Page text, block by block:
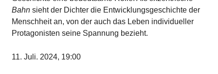
Bahn sieht der Dichter die Entwicklungsgeschichte der
Menschheit an, von der auch das Leben individueller
Protagonisten seine Spannung bezieht.
11. Juli. 2024, 19:00